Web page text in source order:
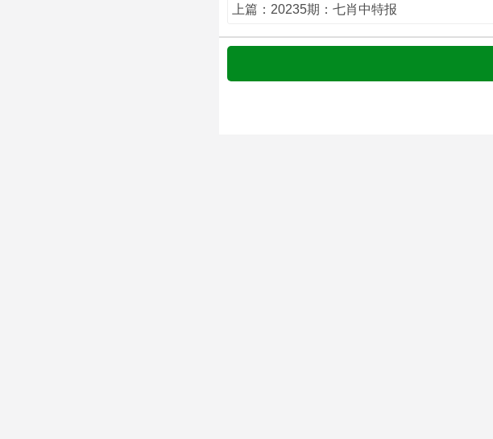
上篇：20235期：七肖中特报